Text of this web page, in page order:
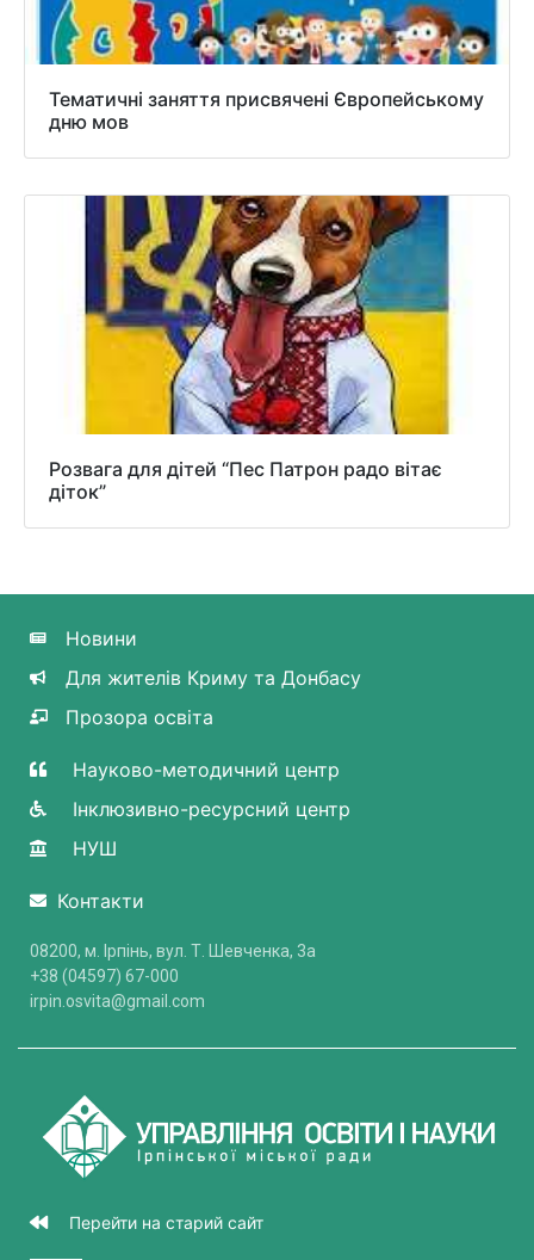
Тематичні заняття присвячені Європейському
дню мов
Розвага для дітей “Пес Патрон радо вітає
діток”
Новини
Для жителів Криму та Донбасу
Прозора освіта
Науково-методичний центр
Інклюзивно-ресурсний центр
НУШ
Контакти
08200, м. Ірпінь, вул. Т. Шевченка, 3a
+38 (04597) 67-000
irpin.osvita@gmail.com
Перейти на старий сайт